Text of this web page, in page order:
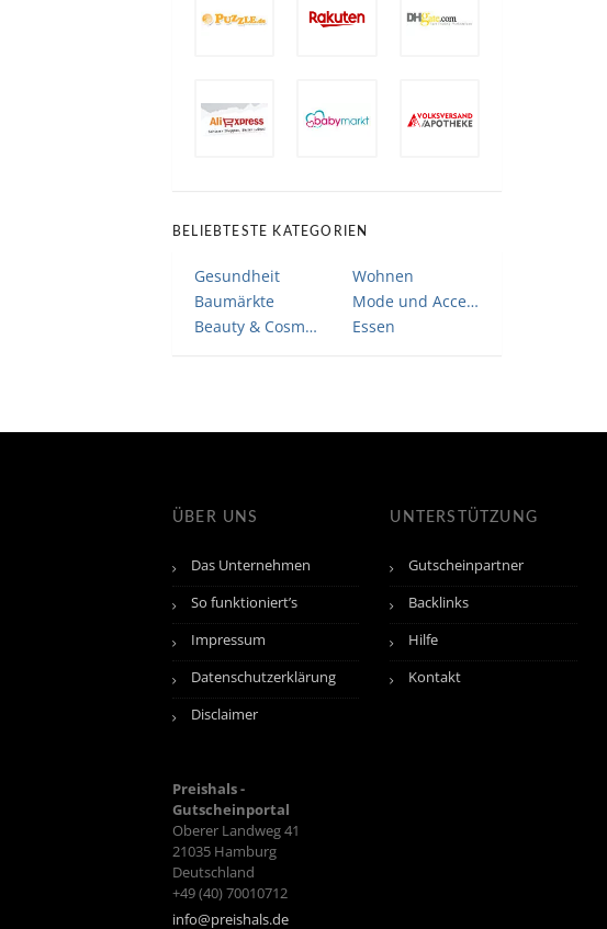
BELIEBTESTE KATEGORIEN
Gesundheit
Wohnen
Baumärkte
Mode und Accessoires
Beauty & Cosmetic
Essen
ÜBER UNS
Das Unternehmen
So funktioniert’s
Impressum
Datenschutzerklärung
Disclaimer
Preishals -
Gutscheinportal
Oberer Landweg 41
21035 Hamburg
Deutschland
+49 (40) 70010712
info@preishals.de
UNTERSTÜTZUNG
Gutscheinpartner
Backlinks
Hilfe
Kontakt